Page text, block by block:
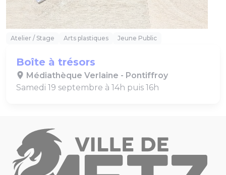
Atelier / Stage Arts plastiques Jeune Public
Boîte à trésors
Médiathèque Verlaine - Pontiffroy
Samedi 19 septembre à 14h puis 16h